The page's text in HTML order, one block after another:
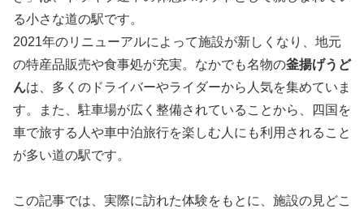
る小さな道の駅です。
2021年のリニューアルによって施設が新しくなり、地元
の特産品販売や食事処が充実。なかでも名物の釜揚げうど
んは、多くのドライバーやライダーから人気を集めていま
す。また、駐車場が広く整備されていることから、四国を
車で旅する人や車中泊旅行を楽しむ人にも利用されること
が多い道の駅です。
この記事では、実際に訪れた体験をもとに、施設の見どこ